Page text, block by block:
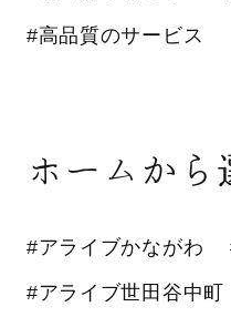
#高品質のサービス
ホームから
#アライブかながわ
#アライブ世田谷中町